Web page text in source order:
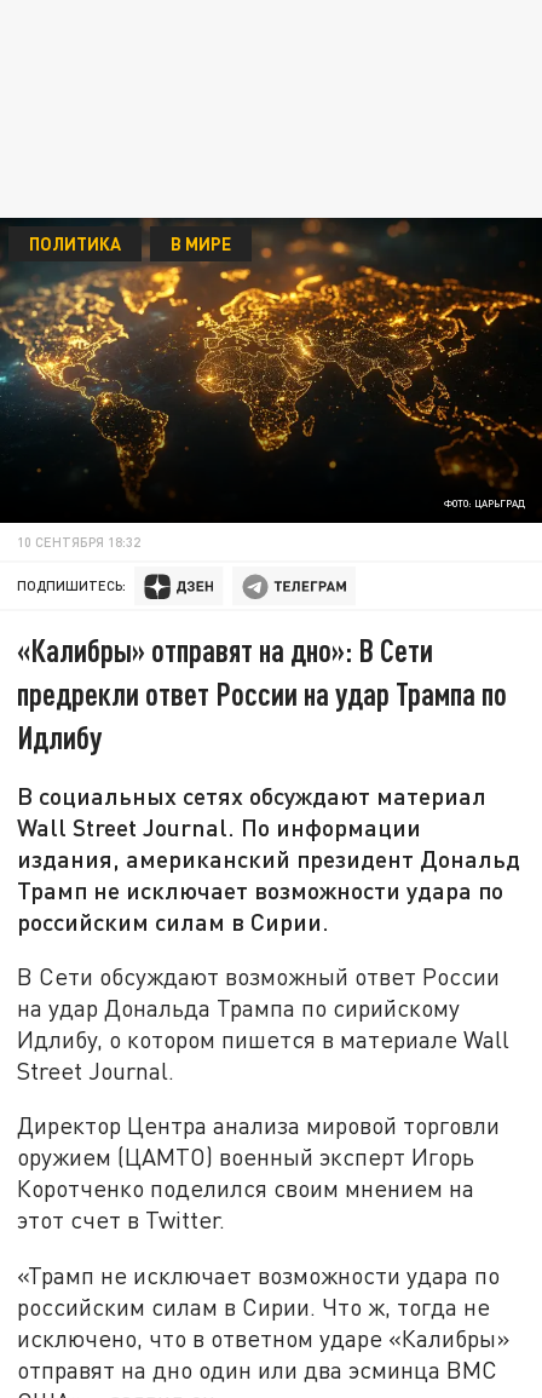
ФОТО: ЦАРЬГРАД
ПОЛИТИКА В МИРЕ
10 СЕНТЯБРЯ 18:32
ПОДПИШИТЕСЬ:
«Калибры» отправят на дно»: В Сети
предрекли ответ России на удар Трампа по
Идлибу
В социальных сетях обсуждают материал
Wall Street Journal. По информации
издания, американский президент Дональд
Трамп не исключает возможности удара по
российским силам в Сирии.
В Сети обсуждают возможный ответ России
на удар Дональда Трампа по сирийскому
Идлибу, о котором пишется в материале Wall
Street Journal.
Директор Центра анализа мировой торговли
оружием (ЦАМТО) военный эксперт Игорь
Коротченко поделился своим мнением на
этот счет в Twitter.
«Трамп не исключает возможности удара по
российским силам в Сирии. Что ж, тогда не
исключено, что в ответном ударе «Калибры»
отправят на дно один или два эсминца ВМС